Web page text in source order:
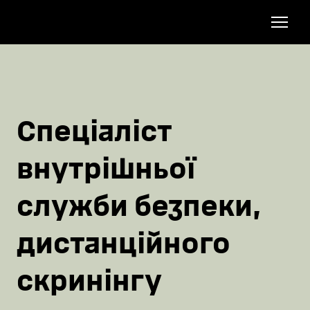
Спеціаліст
внутрішньої
служби безпеки,
дистанційного
скринінгу